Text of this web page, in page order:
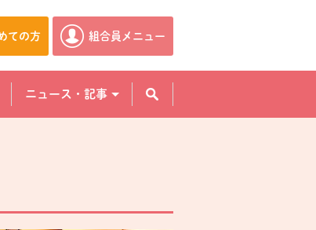
ての方
のウィンドウで開きます。
組合員メニュー
別のウィンドウで開きます。
ニュース・記事